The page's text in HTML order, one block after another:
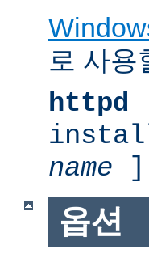
로 사용
httpd
name ]
옵션